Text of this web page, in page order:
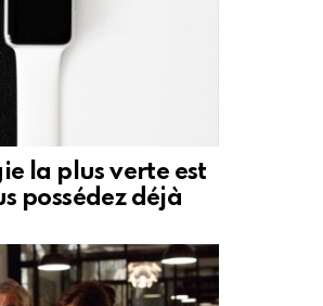
la plus verte est
possédez déjà